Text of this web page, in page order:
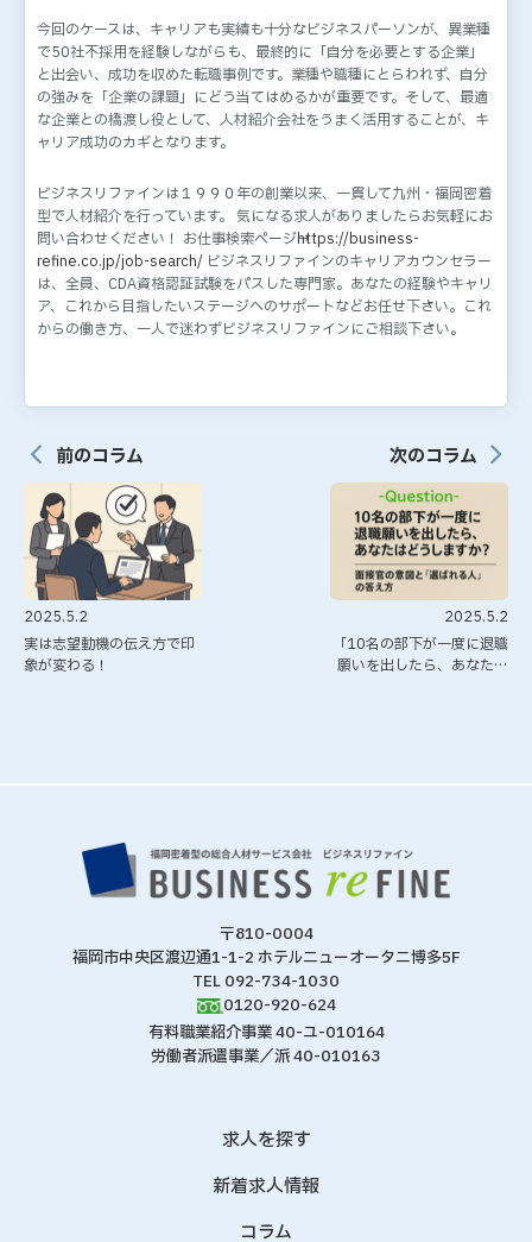
今回のケースは、キャリアも実績も十分なビジネスパーソンが、異業種
で50社不採用を経験しながらも、最終的に「自分を必要とする企業」
と出会い、成功を収めた転職事例です。業種や職種にとらわれず、自分
の強みを「企業の課題」にどう当てはめるかが重要です。そして、最適
な企業との橋渡し役として、人材紹介会社をうまく活用することが、キ
ャリア成功のカギとなります。
ビジネスリファインは１９９０年の創業以来、一貫して九州・福岡密着
型で人材紹介を行っています。 気になる求人がありましたらお気軽にお
問い合わせください！ お仕事検索ページ→https://business-
refine.co.jp/job-search/ ビジネスリファインのキャリアカウンセラー
は、全員、CDA資格認証試験をパスした専門家。あなたの経験やキャリ
ア、これから目指したいステージへのサポートなどお任せ下さい。これ
からの働き方、一人で迷わずビジネスリファインにご相談下さい。
前のコラム
2025.5.2
実は志望動機の伝え方で印
象が変わる！
次のコラム
2025.5.2
「10名の部下が一度に退職
願いを出したら、あなたは
〒810-0004
福岡市中央区渡辺通1-1-2 ホテルニューオータニ博多5F
TEL 092-734-1030
0120-920-624
有料職業紹介事業 40-ユ-010164
労働者派遣事業／派 40-010163
求人を探す
新着求人情報
コラム